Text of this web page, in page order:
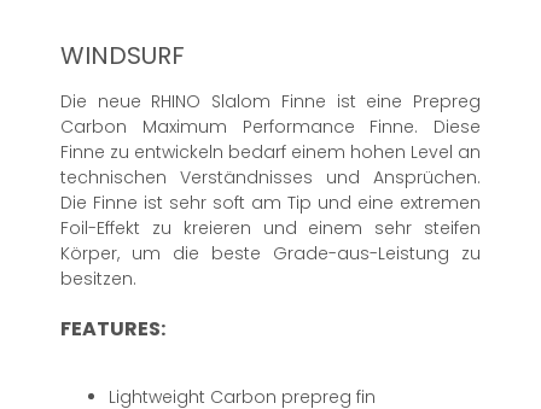
WINDSURF
Die neue RHINO Slalom Finne ist eine Prepreg
Carbon Maximum Performance Finne. Diese
Finne zu entwickeln bedarf einem hohen Level an
technischen Verständnisses und Ansprüchen.
Die Finne ist sehr soft am Tip und eine extremen
Foil-Effekt zu kreieren und einem sehr steifen
Körper, um die beste Grade-aus-Leistung zu
besitzen.
FEATURES:
Lightweight Carbon prepreg fin